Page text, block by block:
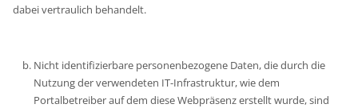
dabei vertraulich behandelt.
Nicht identifizierbare personenbezogene Daten, die durch die
Nutzung der verwendeten IT-Infrastruktur, wie dem
Portalbetreiber auf dem diese Webpräsenz erstellt wurde, sind